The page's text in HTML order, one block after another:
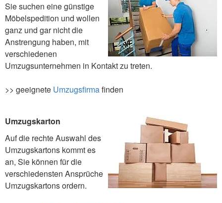
Sie suchen eine günstige
Möbelspedition und wollen
ganz und gar nicht die
Anstrengung haben, mit
verschiedenen
Umzugsunternehmen in Kontakt zu treten.
>> geeignete Umzugsfirmafinden
Umzugskarton
Auf die rechte Auswahl des
Umzugskartons kommt es
an, Sie können für die
verschiedensten Ansprüche
Umzugskartons ordern.